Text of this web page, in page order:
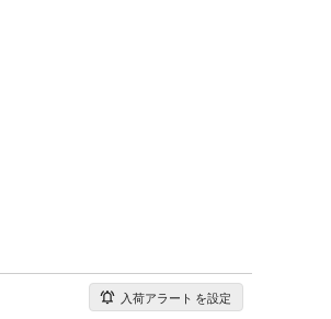
入荷アラート を設定